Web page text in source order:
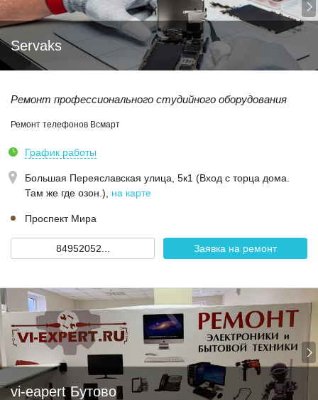
Servaks
Ремонт профессионального студийного оборудования
Ремонт телефонов Всмарт
График работы
Большая Переяславская улица, 5к1 (Вход с торца дома.
Там же где озон.)
на карте
Проспект Мира
84952052... Заявка на ремонт
vi-eapert Бутово